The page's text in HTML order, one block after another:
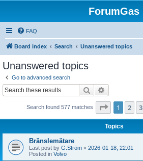
ForumGas
FAQ
Board index Search Unanswered topics
Unanswered topics
Go to advanced search
Search
Search found 577 matches Page 1of 12
1 2 3
Topics
Bränslemätare
Last post by G.Ström « 2026-01-18, 22:01
Posted in Volvo